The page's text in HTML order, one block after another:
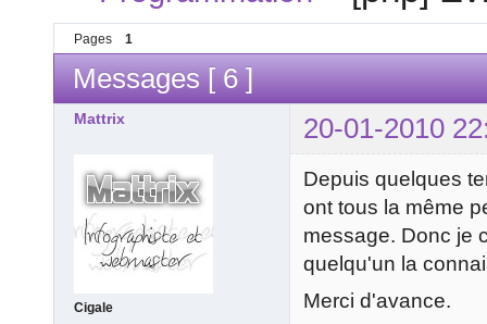
Pages 1
Messages [ 6 ]
Mattrix 20-01-2010
Cigale
Depuis quelques
ont tous la même
message. Donc je
quelqu'un la
Merci d'avance.